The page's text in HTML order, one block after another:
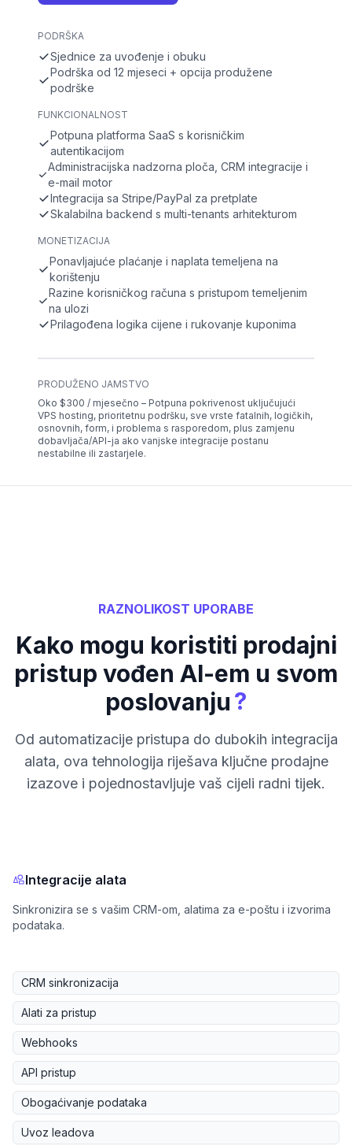
PODRŠKA
Sjednice za uvođenje i obuku
Podrška od 12 mjeseci + opcija produžene
podrške
FUNKCIONALNOST
Potpuna platforma SaaS s korisničkim
autentikacijom
Administracijska nadzorna ploča, CRM integracije i
e-mail motor
Integracija sa Stripe/PayPal za pretplate
Skalabilna backend s multi-tenants arhitekturom
MONETIZACIJA
Ponavljajuće plaćanje i naplata temeljena na
korištenju
Razine korisničkog računa s pristupom temeljenim
na ulozi
Prilagođena logika cijene i rukovanje kuponima
PRODUŽENO JAMSTVO
Oko $300 / mjesečno – Potpuna pokrivenost uključujući
VPS hosting, prioritetnu podršku, sve vrste fatalnih, logičkih,
osnovnih, form, i problema s rasporedom, plus zamjenu
dobavljača/API-ja ako vanjske integracije postanu
nestabilne ili zastarjele.
RAZNOLIKOST UPORABE
Kako mogu koristiti prodajni
pristup vođen AI-em u svom
poslovanju?
Od automatizacije pristupa do dubokih integracija
alata, ova tehnologija riješava ključne prodajne
izazove i pojednostavljuje vaš cijeli radni tijek.
Integracije alata
Sinkronizira se s vašim CRM-om, alatima za e-poštu i izvorima
podataka.
CRM sinkronizacija
Alati za pristup
Webhooks
API pristup
Obogaćivanje podataka
Uvoz leadova